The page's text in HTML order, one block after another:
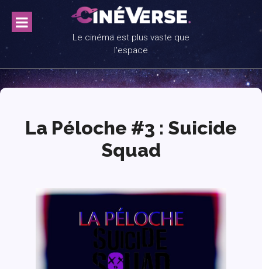
content
Le cinéma est plus vaste que
l'espace
La Péloche #3 : Suicide
Squad